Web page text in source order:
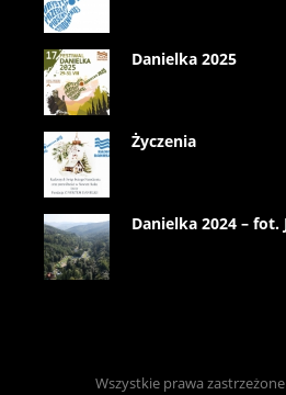
Danielka 2025
Życzenia
Danielka 2024 – fot.
Wszystkie prawa zastrzeżone